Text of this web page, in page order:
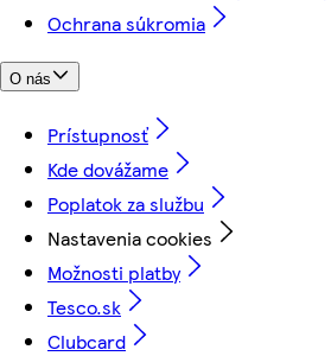
Ochrana súkromia
O nás
Prístupnosť
Kde dovážame
Poplatok za službu
Nastavenia cookies
Možnosti platby
Tesco.sk
Clubcard